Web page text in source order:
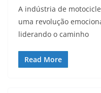
A indústria de
uma revolução
liderando o caminho
Read More